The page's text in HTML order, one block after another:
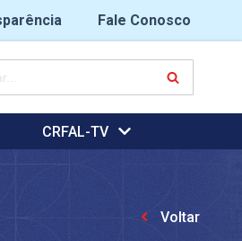
Fale Conosco
CRFAL-TV
Voltar